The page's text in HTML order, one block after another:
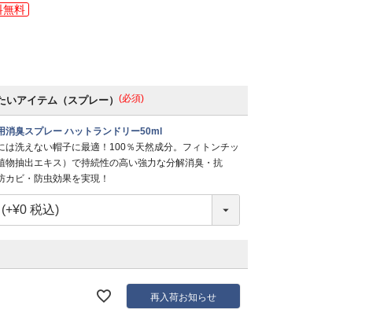
アイテム（スプレー） (必須)
消臭スプレー ハットランドリー50ml
は洗えない帽子に最適！100％天然成分。フィトンチッ
物抽出エキス）で持続性の高い強力な分解消臭・抗
カビ・防虫効果を実現！
再入荷お知らせ